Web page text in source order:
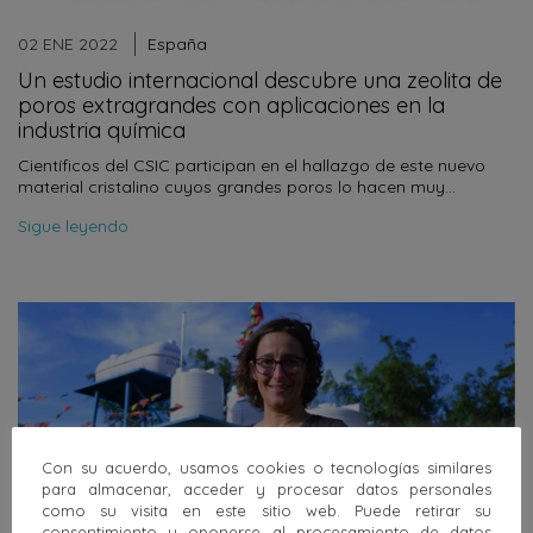
02 ENE 2022 España
Un estudio internacional descubre una zeolita de
poros extragrandes con aplicaciones en la
industria química
Científicos del CSIC participan en el hallazgo de este nuevo
material cristalino cuyos grandes poros lo hacen muy…
Sigue leyendo
Con su acuerdo, usamos cookies o tecnologías similares
para almacenar, acceder y procesar datos personales
como su visita en este sitio web. Puede retirar su